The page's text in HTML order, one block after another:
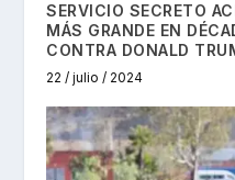
SERVICIO SECRETO
MÁS GRANDE EN
CONTRA DONALD
22 / julio / 2024